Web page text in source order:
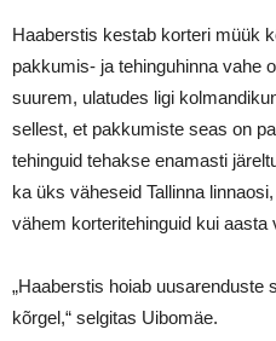
Haaberstis kestab korteri müük
pakkumis- ja tehinguhinna vahe
suurem, ulatudes ligi
sellest, et pakkumiste seas on
tehinguid tehakse enamasti
ka üks väheseid Tallinna
vähem korteritehinguid kui aasta
„Haaberstis hoiab uusarenduste
kõrgel,“ selgitas Uibomäe.